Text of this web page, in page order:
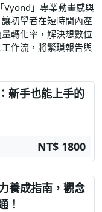
Vyond」專業動畫感與
初學者在短時間內產
轉化率，解決想數位
作流，將繁瑣報告與
新手也能上手的
NT$ 1800
養成指南，觀念
！